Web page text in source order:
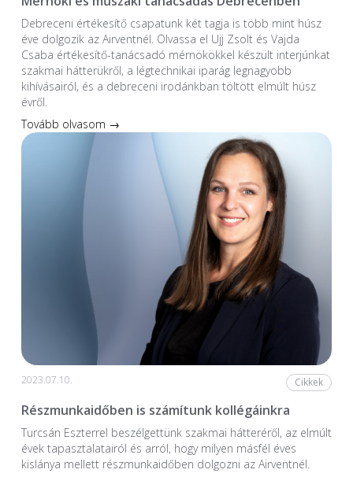
Debreceni értékesítő csapatunk két tagja is több mint húsz
éve dolgozik az Airventnél. Olvassa el Ujj Zsolt és Vajda
Csaba értékesítő-tanácsadó mérnökökkel készült interjúnkat
szakmai hátterükről, a légtechnikai iparág legnagyobb
kihívásairól, és a debreceni irodánkban töltött elmúlt húsz
évről.
Tovább olvasom →
2023.07.10. Cikkek
Részmunkaidőben is számítunk kollégáinkra
Turcsán Eszterrel beszélgettünk szakmai hátteréről, az elmúlt
évek tapasztalatairól és arról, hogy milyen másfél éves
kislánya mellett részmunkaidőben dolgozni az Airventnél.